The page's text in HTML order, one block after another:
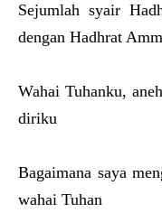
Sejumlah syair
dengan Hadhrat
Wahai Tuhanku,
diriku
Bagaimana saya
wahai Tuhan